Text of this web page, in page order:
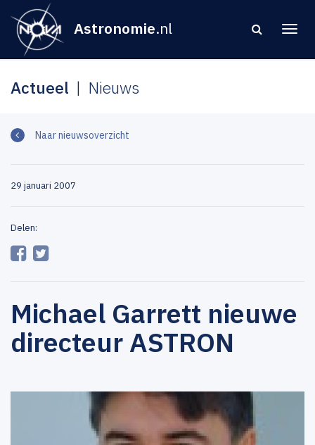
Astronomie.nl
Actueel Nieuws
Naar nieuwsoverzicht
29 januari 2007
Delen:
Michael Garrett nieuwe
directeur ASTRON